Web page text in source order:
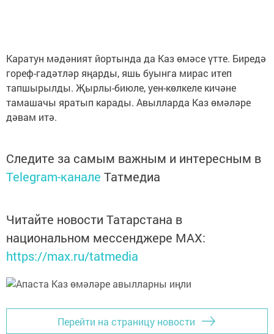
Каратун мәдәният йортында да Каз өмәсе үтте. Биредә
гореф-гадәтләр яңарды, яшь буынга мирас итеп
тапшырылды. Җырлы-биюле, уен-көлкеле кичәне
тамашачы яратып карады. Авылларда Каз өмәләре
дәвам итә.
Следите за самым важным и интересным в
Telegram-канале Татмедиа
Читайте новости Татарстана в
национальном мессенджере MАХ:
https://max.ru/tatmedia
Перейти на страницу новости